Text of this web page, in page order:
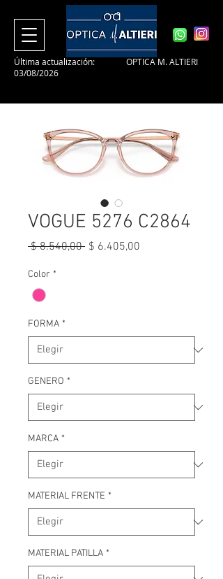
Última actualización:
03/08/2026
OPTICA M. ALTIERI
VOGUE 5276 C2864
$ 8.540,00 Precio
$ 6.405,00
Color *
FORMA *
GENERO *
MARCA *
MATERIAL FRENTE *
MATERIAL PATILLA *